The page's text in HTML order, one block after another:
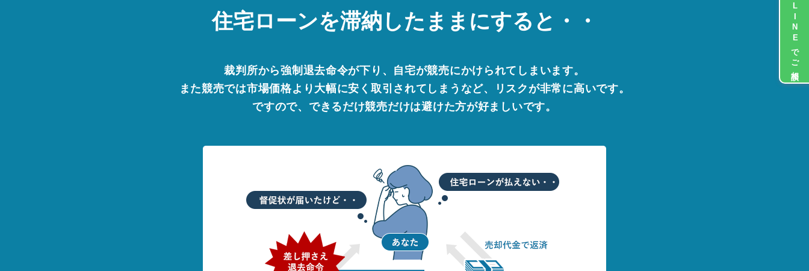
住宅ローンを滞納したままにすると・・
裁判所から強制退去命令が下り、自宅が競売にかけられてしまいます。
また競売では市場価格より大幅に安く取引されてしまうなど、リスクが非常に高いです。
ですので、できるだけ競売だけは避けた方が好ましいです。
LINEでご相談